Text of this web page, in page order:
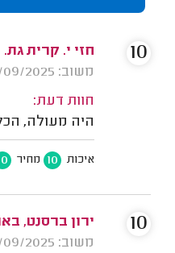
חזי י. קרית גת.
משוב: 11/09/2025
חוות דעת:
היה מעולה,
איכות 10 מחיר
10
ירון ברסנט,
משוב: 11/09/2025
10